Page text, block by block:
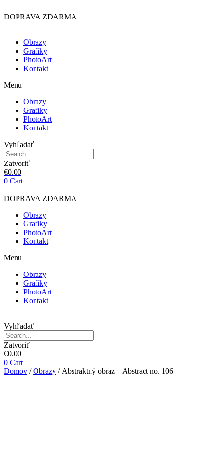
na
DOPRAVA ZDARMA
Obrazy
Grafiky
PhotoArt
Kontakt
Menu
Obrazy
Grafiky
PhotoArt
Kontakt
Vyhľadať
Zatvoriť
€0.00
0 Cart
DOPRAVA ZDARMA
Obrazy
Grafiky
PhotoArt
Kontakt
Menu
Obrazy
Grafiky
PhotoArt
Kontakt
Vyhľadať
Zatvoriť
€0.00
0 Cart
Domov /Obrazy / Abstraktný obraz – Abstract no. 106